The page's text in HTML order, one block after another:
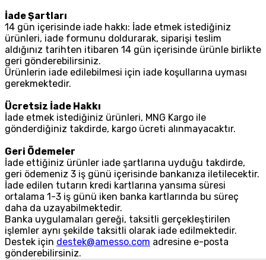
İade Şartları
14 gün içerisinde iade hakkı: İade etmek istediğiniz
ürünleri, iade formunu doldurarak, siparişi teslim
aldığınız tarihten itibaren 14 gün içerisinde ürünle birlikte
geri gönderebilirsiniz.
Ürünlerin iade edilebilmesi için iade koşullarına uyması
gerekmektedir.
Ücretsiz İade Hakkı
İade etmek istediğiniz ürünleri, MNG Kargo ile
gönderdiğiniz takdirde, kargo ücreti alınmayacaktır.
Geri Ödemeler
İade ettiğiniz ürünler iade şartlarına uyduğu takdirde,
geri ödemeniz 3 iş günü içerisinde bankanıza iletilecektir.
İade edilen tutarın kredi kartlarına yansıma süresi
ortalama 1-3 iş günü iken banka kartlarında bu süreç
daha da uzayabilmektedir.
Banka uygulamaları gereği, taksitli gerçekleştirilen
işlemler aynı şekilde taksitli olarak iade edilmektedir.
Destek için destek@amesso.com adresine e-posta
gönderebilirsiniz.